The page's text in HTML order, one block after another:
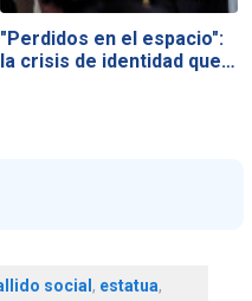
"Perdidos en el espacio":
la crisis de identidad que…
social, estatua,